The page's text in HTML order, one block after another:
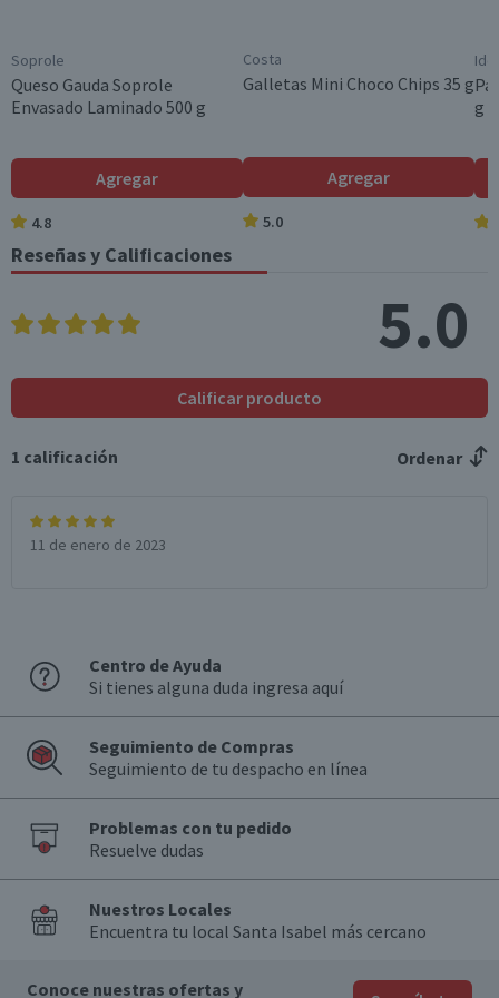
Grasas trans (g)
Colesterol (mg) 42,9
Hidratos de Carbon
o disponibles (g)
0,5 0,1
Azúcares totales
(g)
*Ingesta de referencia de un adulto promedio (8400 kj / 2000 kcal)
Soprole
Queso Gauda Soprole
Envasado Laminado 500 g
Agregar
4.8
Costa
Galletas Mini Choco Chips 35 g
Agregar
5.0
g
Reseñas y Calificaciones
5.0
Calificar producto
1 calificación Ordenar
11 de enero de 2023
Centro de Ayuda
Si tienes alguna duda ingresa aquí
Seguimiento de Compras
Seguimiento de tu despacho en línea
Problemas con tu pedido
Resuelve dudas
Nuestros Locales
Encuentra tu local Santa Isabel más cercano
Conoce nuestras ofertas y